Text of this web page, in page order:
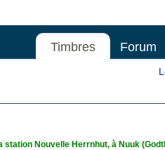
Timbres Forum
station Nouvelle Herrnhut, à Nuuk